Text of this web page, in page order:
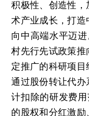
积极性、创造性
术产业成长，打
向中高端水平迈
村先行先试政策
定推广的科研项
通过股份转让代
计扣除的研发费
的股权和分红激